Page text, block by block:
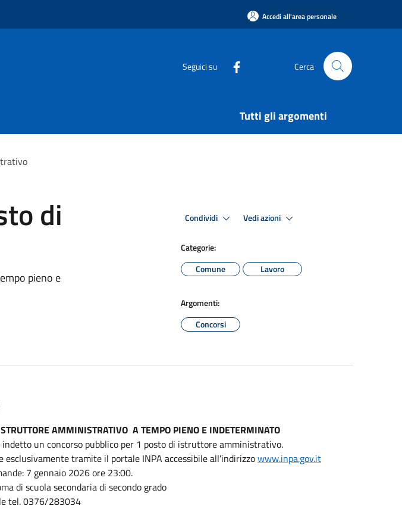
Accedi all'area personale
Seguici su Cerca
Tutti gli argomenti
di
pieno e
Condividi Vedi azioni
Categorie:
Comune
Lavoro
Argomenti:
Concorsi
AMMINISTRATIVO A TEMPO PIENO E INDETERMINATO
indetto un concorso pubblico per 1 posto di istruttore amministrativo.
esclusivamente tramite il portale INPA accessibile all'indirizzowww.inpa.gov.it
7 gennaio 2026ore 23:00.
di scuola secondaria di secondo grado
tel. 0376/283034